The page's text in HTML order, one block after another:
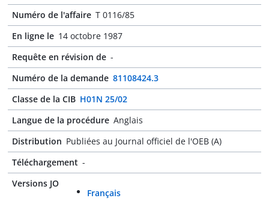
Numéro de l'affaire T 0116/85
En ligne le 14 octobre 1987
Requête en révision de -
Numéro de la demande 81108424.3
Classe de la CIB H01N 25/02
Langue de la procédure Anglais
Distribution Publiées au Journal officiel de l'OEB (A)
Téléchargement -
Versions JO
Français